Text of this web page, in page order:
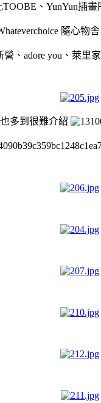
TOOBE 、 YunYun插畫
隨心物舎
營 、 adore you 、 萊里
多到很難介紹